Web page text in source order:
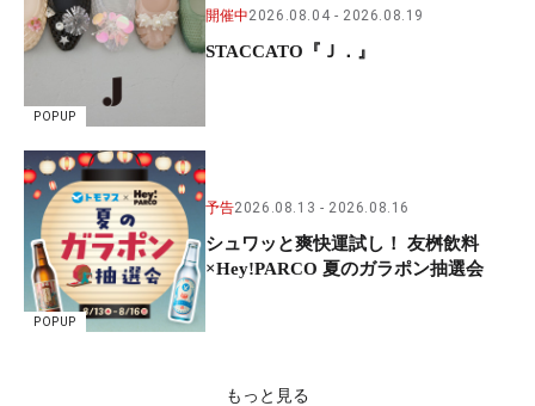
POPUP
開催中2026.08.04 2026.08.19
STACCATO『Ｊ．』
POPUP
予告2026.08.13 2026.08.16
シュワッと爽快運試し！ 友桝飲料
×Hey!PARCO 夏のガラポン抽選会
もっと見る